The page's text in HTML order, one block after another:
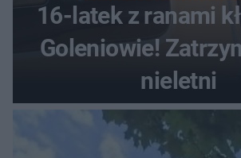
16-latek z ranami
Goleniowie!
nieletni